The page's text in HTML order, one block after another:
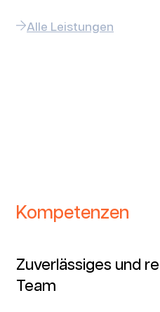
Alle Leistungen
Kompetenzen
Zuverlässiges und
Team